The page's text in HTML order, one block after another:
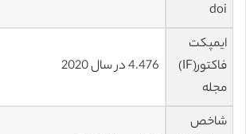
doi
ایمپکت
فاکتور(IF)
مجله
4.476 در سال 2020
شاخص